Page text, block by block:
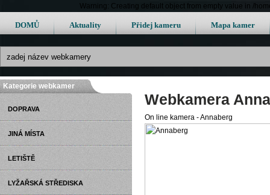
Warning: Creating default object from empty value in /
DOMŮ Aktuality Přidej kameru Mapa kamer
Webkamera
On line kamera - Annaberg
Kategorie webkamer
DOPRAVA
JINÁ MÍSTA
LETIŠTĚ
LYŽAŘSKÁ STŘEDISKA